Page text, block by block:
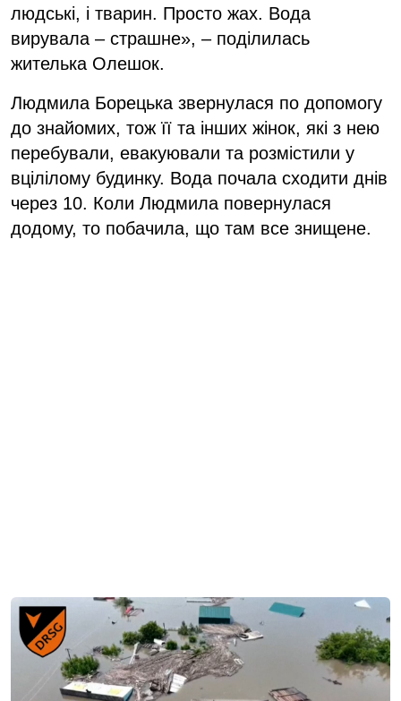
людські, і тварин. Просто жах. Вода
вирувала – страшне», – поділилась
жителька Олешок.
Людмила Борецька звернулася по допомогу
до знайомих, тож її та інших жінок, які з нею
перебували, евакуювали та розмістили у
вцілілому будинку. Вода почала сходити днів
через 10. Коли Людмила повернулася
додому, то побачила, що там все знищене.